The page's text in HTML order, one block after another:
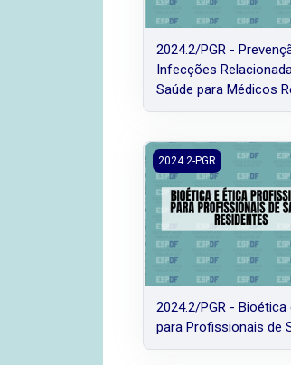
2024.2/PGR -
Infecções
Saúde para Médicos
2024.2/PGR - Bioética
2024.2-PGR
2024.2/PGR -
para Profissionais de